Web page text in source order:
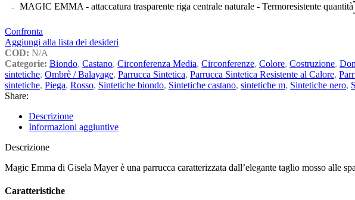
MAGIC EMMA - attaccatura trasparente riga centrale naturale - Termoresistente quantità
Confronta
Aggiungi alla lista dei desideri
COD: N/A
Categorie: Biondo, Castano, Circonferenza Media, Circonferenze, Colore, Costruzione,
sintetiche, Ombrè / Balayage, Parrucca Sintetica, Parrucca Sintetica Resistente al Calore,
sintetiche, Piega, Rosso, Sintetiche biondo, Sintetiche castano, sintetiche m, Sintetiche nero,
Share:
Descrizione
Informazioni aggiuntive
Descrizione
Magic Emma di Gisela Mayer è una parrucca caratterizzata dall’elegante taglio mosso alle
Caratteristiche